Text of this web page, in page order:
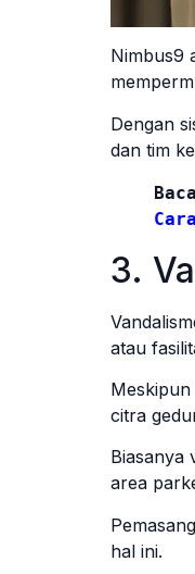
Nimbus9
Dengan
dan tim
3.
atau
citra
Biasanya
area
hal ini.